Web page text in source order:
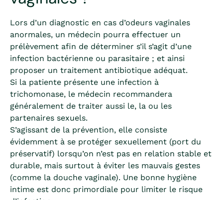
Lors d’un diagnostic en cas d’odeurs vaginales
anormales, un médecin pourra effectuer un
prélèvement afin de déterminer s’il s’agit d’une
infection bactérienne ou parasitaire ; et ainsi
proposer un traitement antibiotique adéquat.
Si la patiente présente une infection à
trichomonase, le médecin recommandera
généralement de traiter aussi le, la ou les
partenaires sexuels.
S’agissant de la prévention, elle consiste
évidemment à se protéger sexuellement (port du
préservatif) lorsqu’on n’est pas en relation stable et
durable, mais surtout à éviter les mauvais gestes
(comme la douche vaginale). Une bonne hygiène
intime est donc primordiale pour limiter le risque